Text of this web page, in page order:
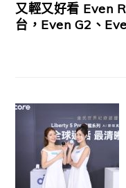
又輕又好看 Even
台，Even G2、